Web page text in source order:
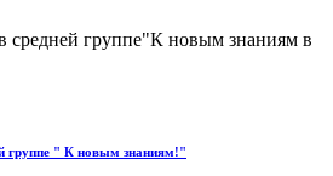
средней группе"К новым знаниям в
группе " К новым знаниям!"